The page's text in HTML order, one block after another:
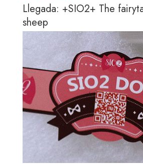
Llegada: +SIO2+ The
sheep